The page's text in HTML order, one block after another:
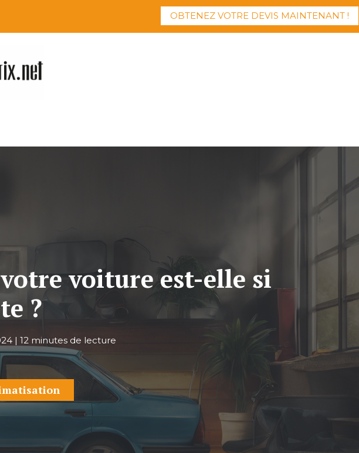
OBTENEZ VOTRE DEVIS MAINTENANT !
voiture est-elle si
?
| 12 minutes de lecture